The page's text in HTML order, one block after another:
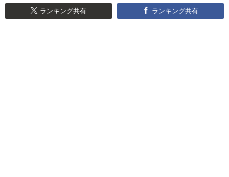
ランキング共有 ランキング共有